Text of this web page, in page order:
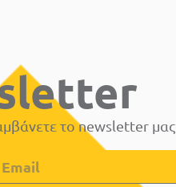
το newsletter μας